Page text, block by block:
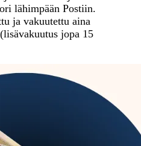
lähimpään Postiin.
ja vakuutettu aina
jopa 15